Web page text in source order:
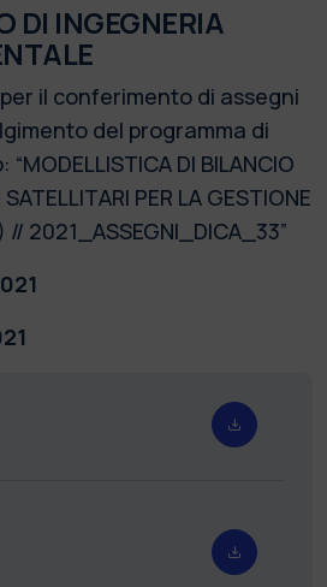
DI INGEGNERIA
il conferimento di assegni
del programma di
DI BILANCIO
PER LA GESTIONE
// 2021_ASSEGNI_DICA_33”